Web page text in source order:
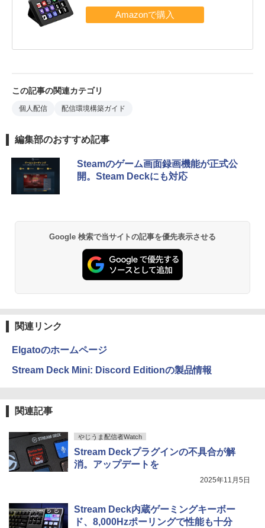
この記事の関連カテゴリ
個人配信 配信環境構築ガイド
編集部のおすすめ記事
Steamのゲーム画面録画機能が正式公
開。Steam Deckにも対応
Google 検索で当サイトの記事を優先表示させる
関連リンク
Elgatoのホームページ
Stream Deck Mini: Discord Editionの製品情報
関連記事
やじうま配信者Watch
Stream Deckプラグインの不具合が解
消。アップデートを
2025年11月5日
Stream Deck内蔵ゲーミングキーボー
ド、8,000Hzポーリングで性能も十分